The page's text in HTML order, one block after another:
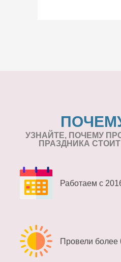
УЗНАЙТЕ, ПОЧЕМУ
ПРАЗДНИКА
Работаем с
Провели более